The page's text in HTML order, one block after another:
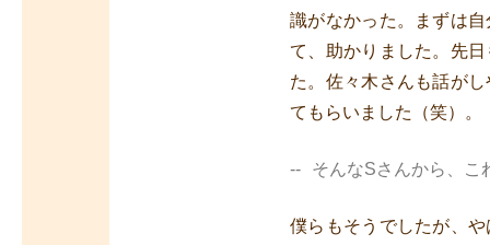
識がなかった。まずは
て、助かりました。先
た。佐々木さんも話が
てもらいました（笑）。
そんなSさんから、こ
僕らもそうでしたが、